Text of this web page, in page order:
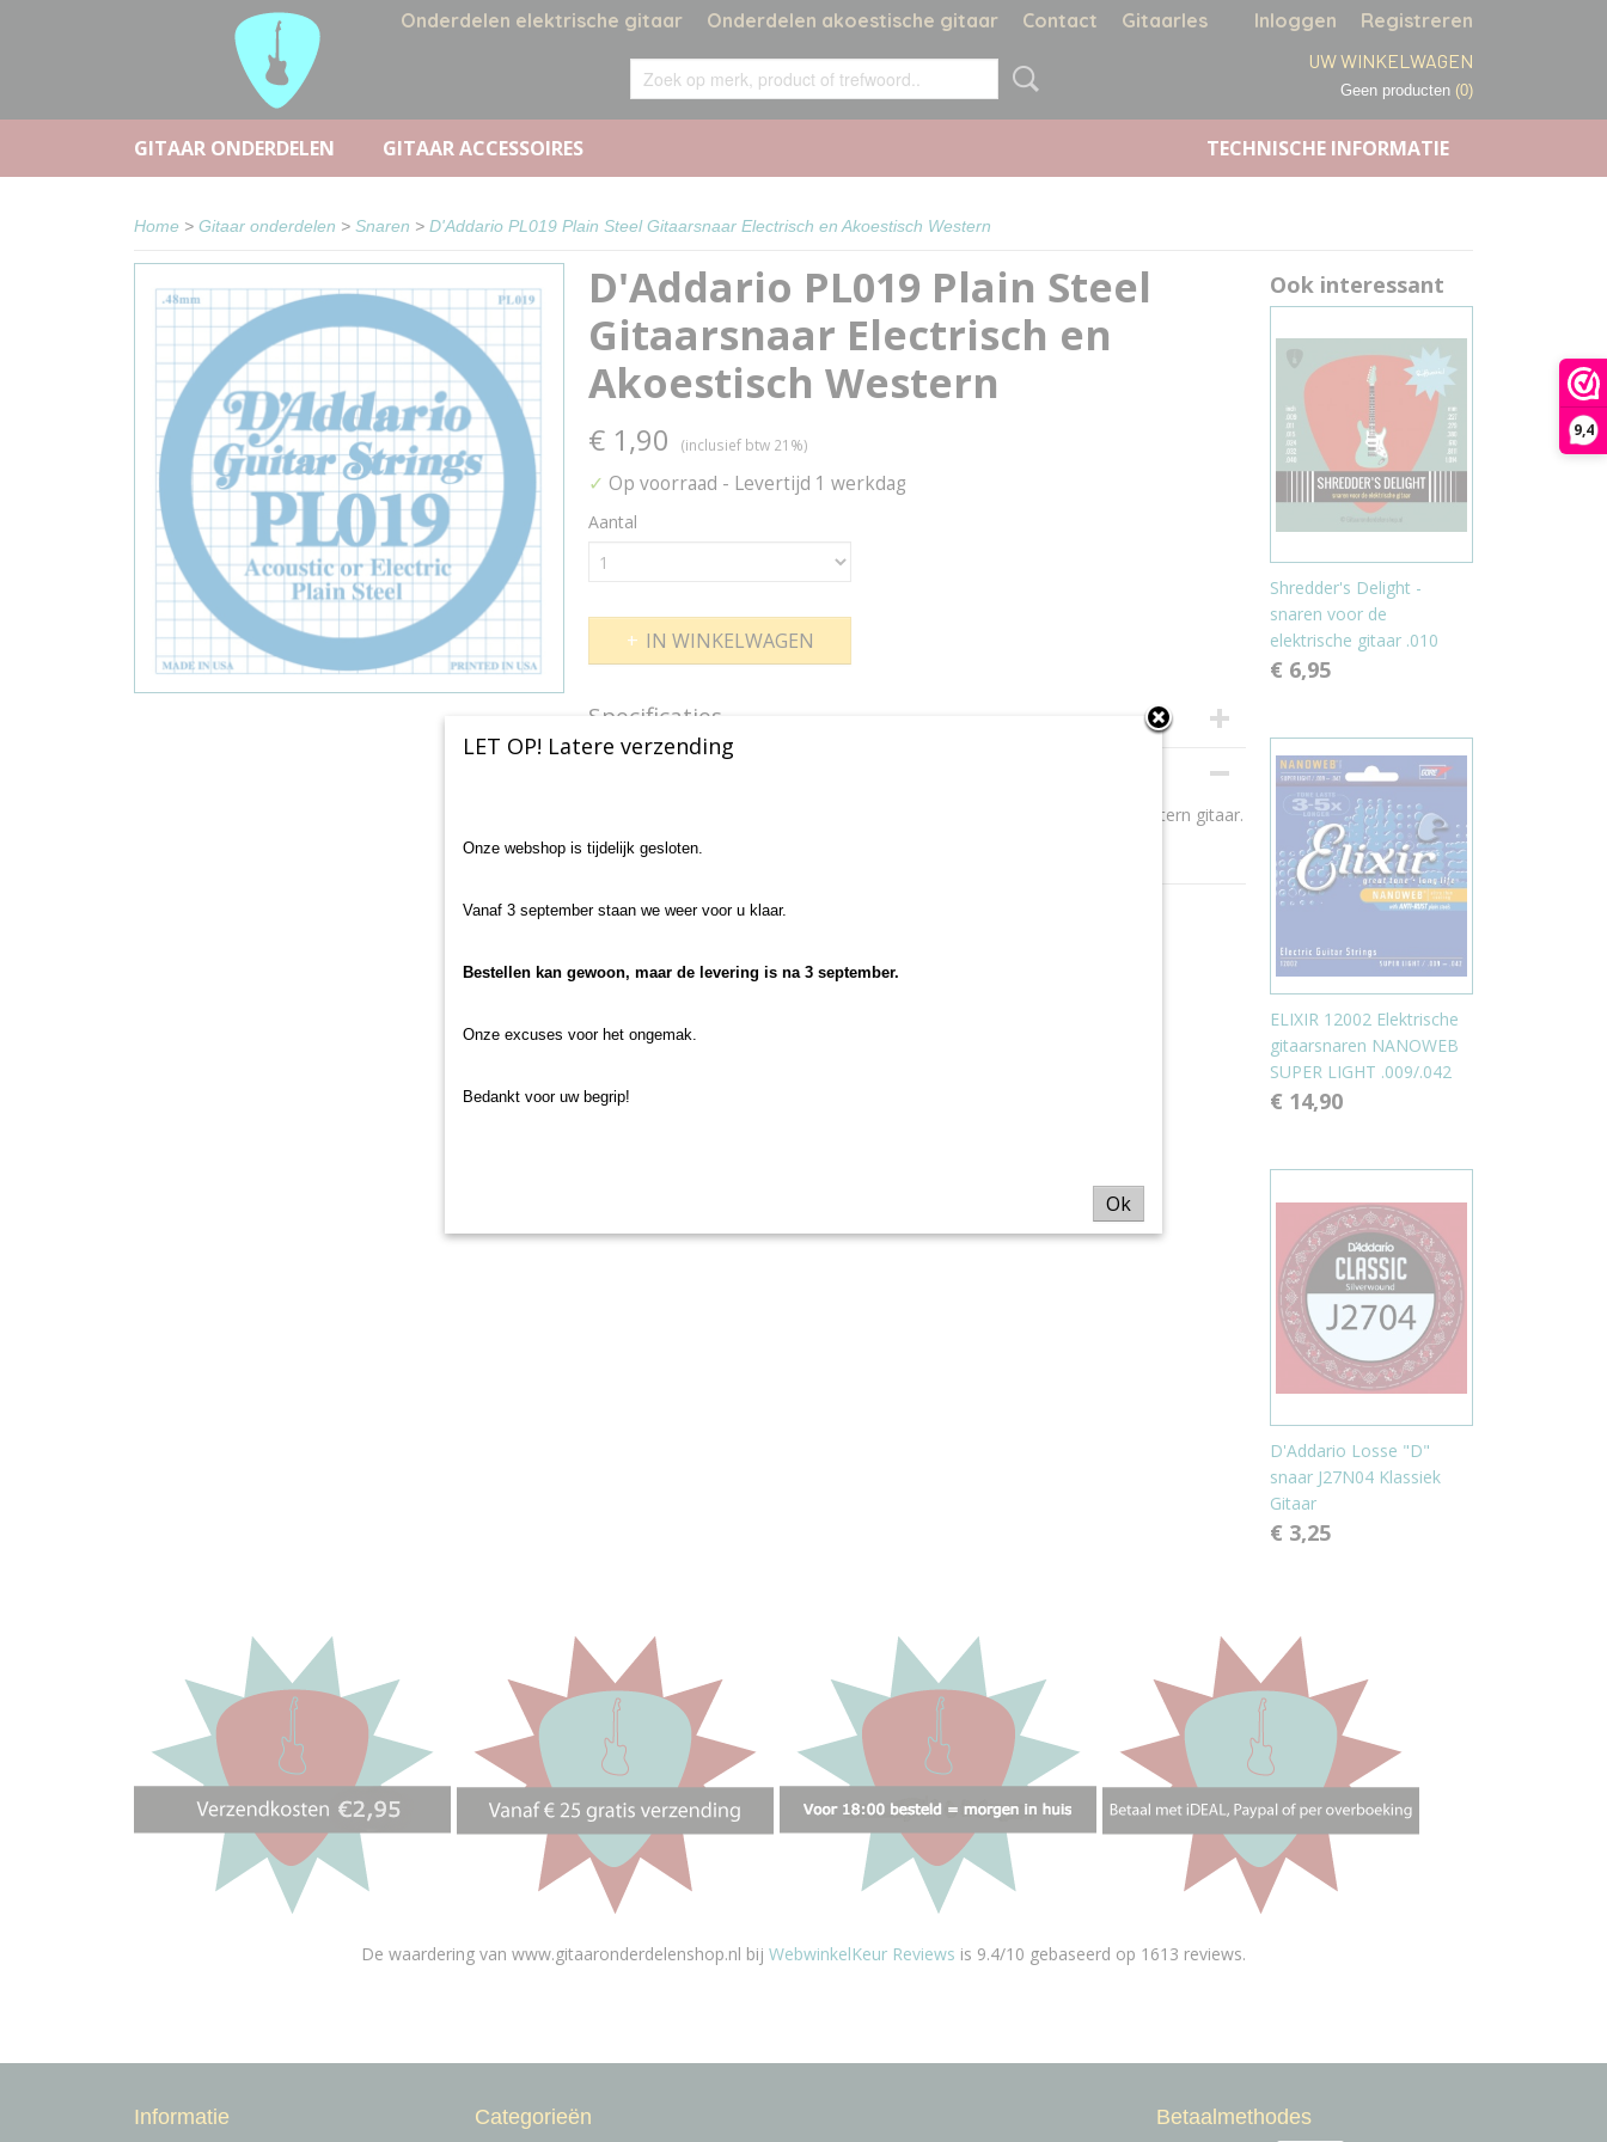
9,4
Onderdelen elektrische gitaar Onderdelen akoestische gitaar Contact Gitaarles Inloggen Registreren
UW WINKELWAGEN
Geen producten (0)
TECHNISCHE INFORMATIE
GITAAR ONDERDELEN GITAAR ACCESSOIRES
Home > Gitaar onderdelen > Snaren > D'Addario PL019 Plain Steel Gitaarsnaar Electrisch en Akoestisch Western
D'Addario PL019 Plain Steel
Gitaarsnaar Electrisch en
Akoestisch Western
€ 1,90 (inclusief btw 21%)
✓ Op voorraad - Levertijd 1 werkdag
Aantal
IN WINKELWAGEN
Specificaties
Productcode
Losse snaar (plain steel) voor de electrische gitaar of de akoestische western gitaar.
Dikte: PL019
Ook interessant
Shredder's Delight -
snaren voor de
elektrische gitaar .010
€ 6,95
ELIXIR 12002 Elektrische
gitaarsnaren NANOWEB
SUPER LIGHT .009/.042
€ 14,90
D'Addario Losse "D"
snaar J27N04 Klassiek
Gitaar
€ 3,25
De waardering van www.gitaaronderdelenshop.nl bij WebwinkelKeur Reviews is 9.4/10 gebaseerd op 1613 reviews.
Informatie Categorieën Betaalmethodes
LET OP! Latere verzending
Onze webshop is tijdelijk gesloten.
Vanaf 3 september staan we weer voor u klaar.
Bestellen kan gewoon, maar de levering is na 3 september.
Onze excuses voor het ongemak.
Bedankt voor uw begrip!
Ok